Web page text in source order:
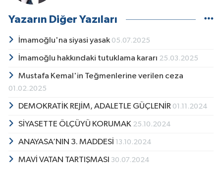
Yazarın Diğer Yazıları
İmamoğlu'na siyasi yasak 05.07.2025
İmamoğlu hakkındaki tutuklama kararı 25.03.2025
Mustafa Kemal'in Teğmenlerine verilen ceza
01.02.2025
DEMOKRATİK REJİM, ADALETLE GÜÇLENİR 01.11.2024
SİYASETTE ÖLÇÜYÜ KORUMAK 25.10.2024
ANAYASA’NIN 3. MADDESİ 13.10.2024
MAVİ VATAN TARTIŞMASI 30.07.2024